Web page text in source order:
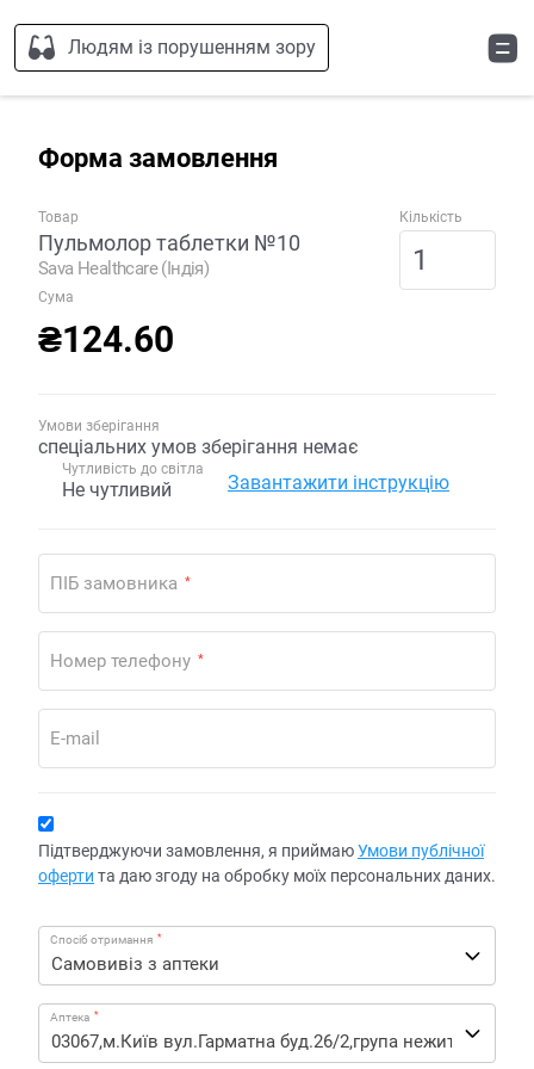
Людям із порушенням зору
Форма замовлення
Товар
Пульмолор таблетки №10
Sava Healthcare (Індія)
Кількість
Сума
₴124.60
Умови зберігання
спеціальних умов зберігання немає
Чутливість до світла
Не чутливий Завантажити інструкцію
ПІБ замовника *
Номер телефону *
E-mail
Підтверджуючи замовлення, я приймаюУмови публічної
оферти та даю згоду на обробку моїх персональних даних.
Спосіб отримання *
Аптека *